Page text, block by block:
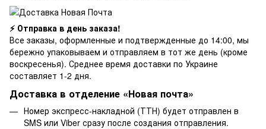
⚡ Отправка в день заказа!
Все заказы, оформленные и подтвержденные до 14:00, мы
бережно упаковываем и отправляем в тот же день (кроме
воскресенья). Среднее время доставки по Украине
составляет 1-2 дня.
Доставка в отделение «Новая почта»
Номер экспресс-накладной (ТТН) будет отправлен в
SMS или Viber сразу после создания отправления.